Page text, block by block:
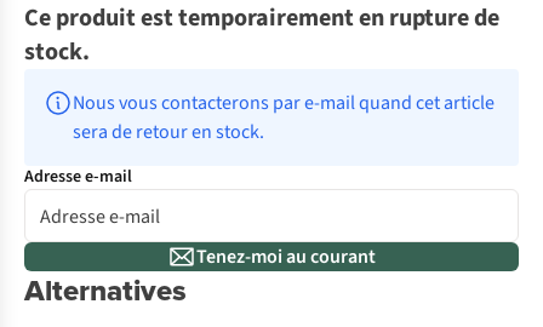
Ce produit est temporairement en rupture de
stock.
Nous vous contacterons par e-mail quand cet article
sera de retour en stock.
Adresse e-mail
Tenez-moi au courant
Alternatives